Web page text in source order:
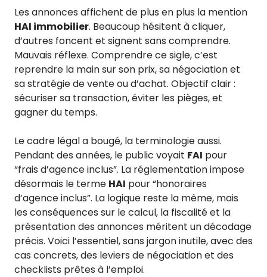
Les annonces affichent de plus en plus la mention
HAI immobilier. Beaucoup hésitent à cliquer,
d’autres foncent et signent sans comprendre.
Mauvais réflexe. Comprendre ce sigle, c’est
reprendre la main sur son prix, sa négociation et
sa stratégie de vente ou d’achat. Objectif clair :
sécuriser sa transaction, éviter les pièges, et
gagner du temps.
Le cadre légal a bougé, la terminologie aussi.
Pendant des années, le public voyait FAI pour
“frais d’agence inclus”. La réglementation impose
désormais le terme HAI pour “honoraires
d’agence inclus”. La logique reste la même, mais
les conséquences sur le calcul, la fiscalité et la
présentation des annonces méritent un décodage
précis. Voici l’essentiel, sans jargon inutile, avec des
cas concrets, des leviers de négociation et des
checklists prêtes à l’emploi.